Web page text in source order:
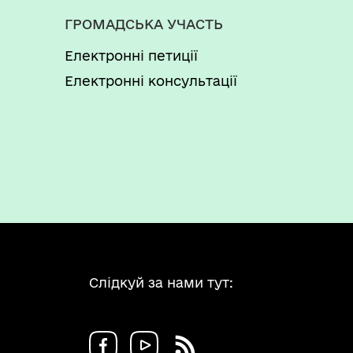
ГРОМАДСЬКА УЧАСТЬ
Електронні петиції
Електронні консультації
Слідкуй за нами тут: